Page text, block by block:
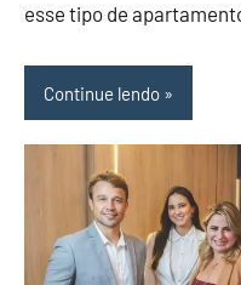
esse tipo de
Continue lendo